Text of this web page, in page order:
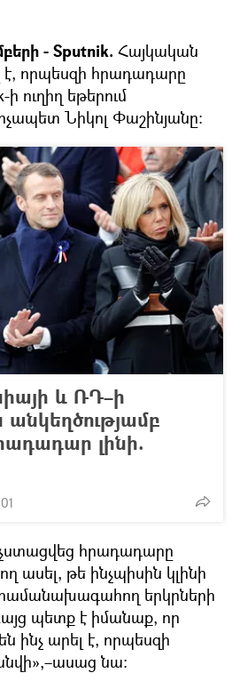
- Sputnik. Հայկական
է, որպեսզի հրադադարը
ուղիղ եթերում
Նիկոլ Փաշինյանը։
և ՌԴ–ի
լինի.
հրադադարը
ասել, թե ինչպիսին կլինի
երկրների
պետք է իմանաք, որ
ինչ արել է, որպեսզի
նա։